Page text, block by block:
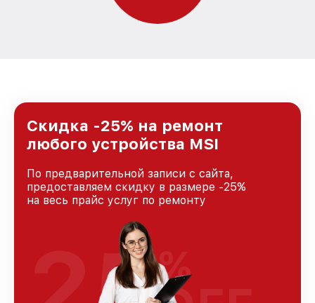
Скидка -25% на ремонт
любого устройства MSI
По предварительной записи с сайта,
предоставляем скидку в размере -25%
на весь прайс услуг по ремонту
%